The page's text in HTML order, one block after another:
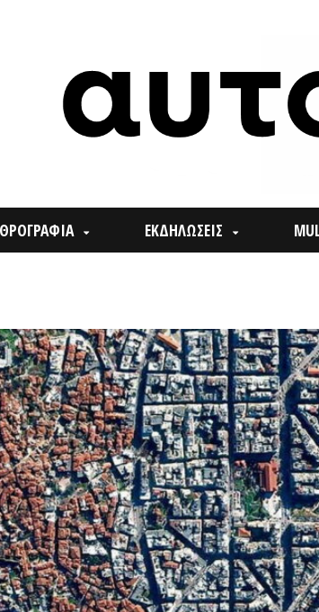
ΕΚΔΗΛΩΣΕΙΣ MULTIMEDIA